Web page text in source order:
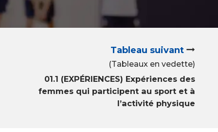
Tableau suivant
(Tableaux en vedette)
01.1 (EXPÉRIENCES) Expériences des
femmes qui participent au sport et à
l’activité physique